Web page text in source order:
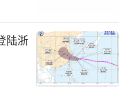
陆浙